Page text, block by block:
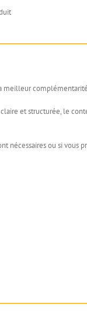
meilleur
et structurée, le
nécessaires ou si vous